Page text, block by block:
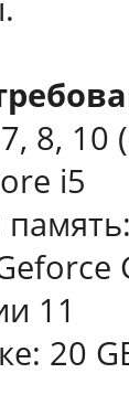
8, 10
i5
11
20